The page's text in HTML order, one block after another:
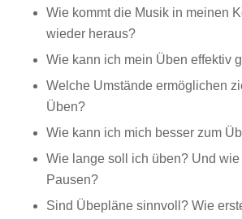
Wie kommt die Musik in meinen
wieder heraus?
Wie kann ich mein Üben effektiv
Welche Umstände ermöglichen
Üben?
Wie kann ich mich besser zum
Wie lange soll ich üben? Und
Pausen?
Sind Übepläne sinnvoll? Wie